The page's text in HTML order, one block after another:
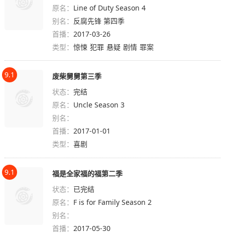
原名： Line of Duty Season 4
别名： 反腐先锋 第四季
首播： 2017-03-26
类型：惊悚 犯罪 悬疑 剧情 罪案
9.1
废柴舅舅第三季
状态：完结
原名： Uncle Season 3
别名：
首播：2017-01-01
类型：喜剧
9.1
福是全家福的福第二季
状态： 已完结
原名： F is for Family Season 2
别名：
首播：2017-05-30